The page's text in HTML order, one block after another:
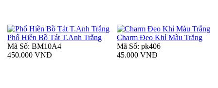
Phổ Hiền Bồ Tát T.Anh Trắng
Mã Số: BM10A4
450.000 VNĐ
Charm Đeo Khỉ Màu Trắng
Mã Số: pk406
45.000 VNĐ